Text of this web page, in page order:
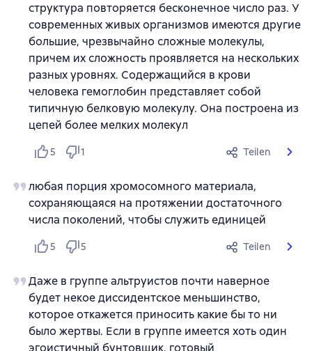
структура повторяется бесконечное число раз. У
современных живых организмов имеются другие
большие, чрезвычайно сложные молекулы,
причем их сложность проявляется на нескольких
разных уровнях. Содержащийся в крови
человека гемоглобин представляет собой
типичную белковую молекулу. Она построена из
цепей более мелких молекул
5 1 Teilen
любая порция хромосомного материала,
сохраняющаяся на протяжении достаточного
числа поколений, чтобы служить единицей
5 5 Teilen
Даже в группе альтруистов почти наверное
будет некое диссидентское меньшинство,
которое откажется приносить какие бы то ни
было жертвы. Если в группе имеется хоть один
эгоистичный бунтовщик, готовый